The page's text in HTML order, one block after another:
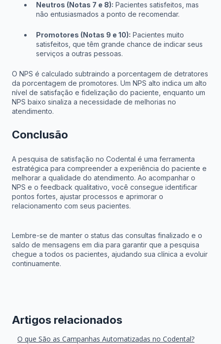
Neutros (Notas 7 e 8): Pacientes satisfeitos, mas
não entusiasmados a ponto de recomendar.
Promotores (Notas 9 e 10): Pacientes muito
satisfeitos, que têm grande chance de indicar seus
serviços a outras pessoas.
O NPS é calculado subtraindo a porcentagem de detratores
da porcentagem de promotores. Um NPS alto indica um alto
nível de satisfação e fidelização do paciente, enquanto um
NPS baixo sinaliza a necessidade de melhorias no
atendimento.
Conclusão
A pesquisa de satisfação no Codental é uma ferramenta
estratégica para compreender a experiência do paciente e
melhorar a qualidade do atendimento. Ao acompanhar o
NPS e o feedback qualitativo, você consegue identificar
pontos fortes, ajustar processos e aprimorar o
relacionamento com seus pacientes.
Lembre-se de manter o status das consultas finalizado e o
saldo de mensagens em dia para garantir que a pesquisa
chegue a todos os pacientes, ajudando sua clínica a evoluir
continuamente.
Artigos relacionados
O que São as Campanhas Automatizadas no Codental?